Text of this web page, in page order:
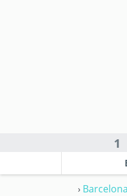
1
› Barcelona